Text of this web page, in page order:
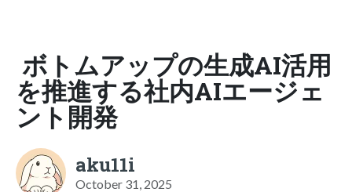
ボトムアップの生成AI活用
を推進する社内AIエージェ
ント開発
aku11i
October 31, 2025